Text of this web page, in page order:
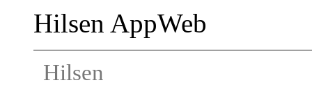
Hilsen AppWeb
Hilsen